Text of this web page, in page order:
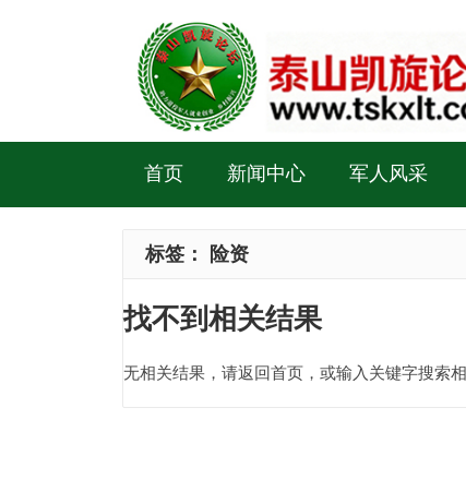
首页 新闻中心 军人风采
标签： 险资
找不到相关结果
无相关结果，请返回首页，或输入关键字搜索相